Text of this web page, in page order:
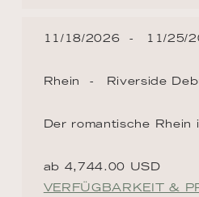
11/18/2026 11/25/
Rhein Riverside
Der romantische Rhein
ab 4,744.00 USD
VERFÜGBARKEIT &